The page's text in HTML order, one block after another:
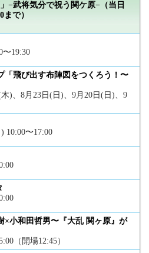
−武将気分で祝う関ケ原−（当日
で）
〜19:30
「飛び出す布陣図をつくろう！〜
)、8月23日(日)、9月20日(日)、9
10:00〜17:00
×小和田哲男〜『大乱 関ヶ原』が
（開場12:45）